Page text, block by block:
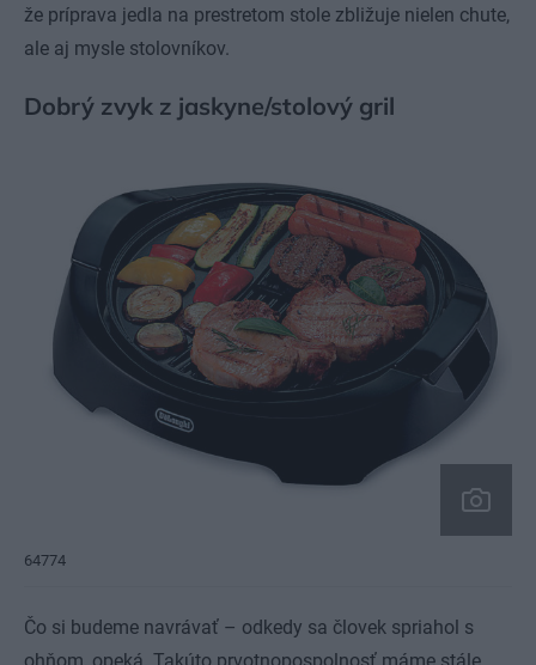
že príprava jedla na prestretom stole zbližuje nielen chute,
ale aj mysle stolovníkov.
Dobrý zvyk z jaskyne/stolový gril
64774
Čo si budeme navrávať – odkedy sa človek spriahol s